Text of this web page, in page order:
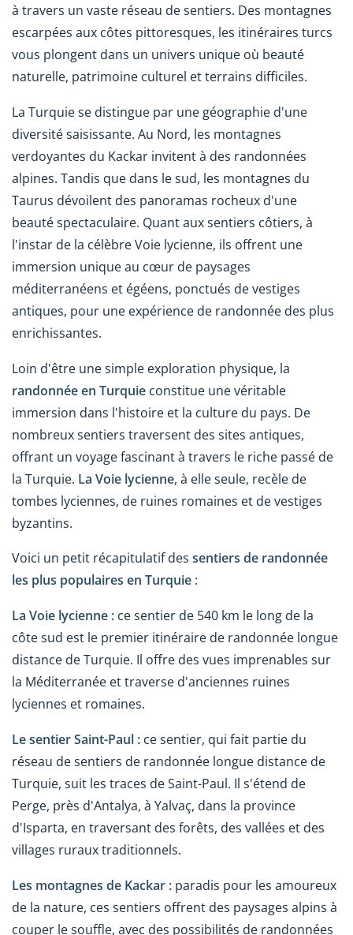
à travers un vaste réseau de sentiers. Des montagnes
escarpées aux côtes pittoresques, les itinéraires turcs
vous plongent dans un univers unique où beauté
naturelle, patrimoine culturel et terrains difficiles.
La Turquie se distingue par une géographie d'une
diversité saisissante. Au Nord, les montagnes
verdoyantes du Kackar invitent à des randonnées
alpines. Tandis que dans le sud, les montagnes du
Taurus dévoilent des panoramas rocheux d'une
beauté spectaculaire. Quant aux sentiers côtiers, à
l'instar de la célèbre Voie lycienne, ils offrent une
immersion unique au cœur de paysages
méditerranéens et égéens, ponctués de vestiges
antiques, pour une expérience de randonnée des plus
enrichissantes.
Loin d'être une simple exploration physique, la
randonnée en Turquie constitue une véritable
immersion dans l'histoire et la culture du pays. De
nombreux sentiers traversent des sites antiques,
offrant un voyage fascinant à travers le riche passé de
la Turquie. La Voie lycienne, à elle seule, recèle de
tombes lyciennes, de ruines romaines et de vestiges
byzantins.
Voici un petit récapitulatif des sentiers de randonnée
les plus populaires en Turquie :
La Voie lycienne : ce sentier de 540 km le long de la
côte sud est le premier itinéraire de randonnée longue
distance de Turquie. Il offre des vues imprenables sur
la Méditerranée et traverse d'anciennes ruines
lyciennes et romaines.
Le sentier Saint-Paul : ce sentier, qui fait partie du
réseau de sentiers de randonnée longue distance de
Turquie, suit les traces de Saint-Paul. Il s'étend de
Perge, près d'Antalya, à Yalvaç, dans la province
d'Isparta, en traversant des forêts, des vallées et des
villages ruraux traditionnels.
Les montagnes de Kackar : paradis pour les amoureux
de la nature, ces sentiers offrent des paysages alpins à
couper le souffle, avec des possibilités de randonnées